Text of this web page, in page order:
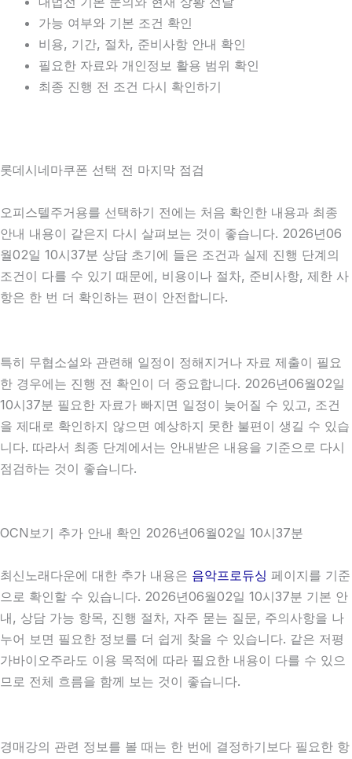
가능 여부와 기본 조건 확인
비용, 기간, 절차, 준비사항 안내 확인
필요한 자료와 개인정보 활용 범위 확인
최종 진행 전 조건 다시 확인하기
롯데시네마쿠폰 선택 전 마지막 점검
오피스텔주거용를 선택하기 전에는 처음 확인한 내용과 최종
안내 내용이 같은지 다시 살펴보는 것이 좋습니다. 2026년06
월02일 10시37분 상담 초기에 들은 조건과 실제 진행 단계의
조건이 다를 수 있기 때문에, 비용이나 절차, 준비사항, 제한 사
항은 한 번 더 확인하는 편이 안전합니다.
특히 무협소설와 관련해 일정이 정해지거나 자료 제출이 필요
한 경우에는 진행 전 확인이 더 중요합니다. 2026년06월02일
10시37분 필요한 자료가 빠지면 일정이 늦어질 수 있고, 조건
을 제대로 확인하지 않으면 예상하지 못한 불편이 생길 수 있습
니다. 따라서 최종 단계에서는 안내받은 내용을 기준으로 다시
점검하는 것이 좋습니다.
OCN보기 추가 안내 확인 2026년06월02일 10시37분
최신노래다운에 대한 추가 내용은 음악프로듀싱 페이지를 기준
으로 확인할 수 있습니다. 2026년06월02일 10시37분 기본 안
내, 상담 가능 항목, 진행 절차, 자주 묻는 질문, 주의사항을 나
누어 보면 필요한 정보를 더 쉽게 찾을 수 있습니다. 같은 저평
가바이오주라도 이용 목적에 따라 필요한 내용이 다를 수 있으
므로 전체 흐름을 함께 보는 것이 좋습니다.
경매강의 관련 정보를 볼 때는 한 번에 결정하기보다 필요한 항